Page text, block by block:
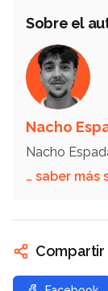
Sobre el
Nacho
Nacho
… saber más